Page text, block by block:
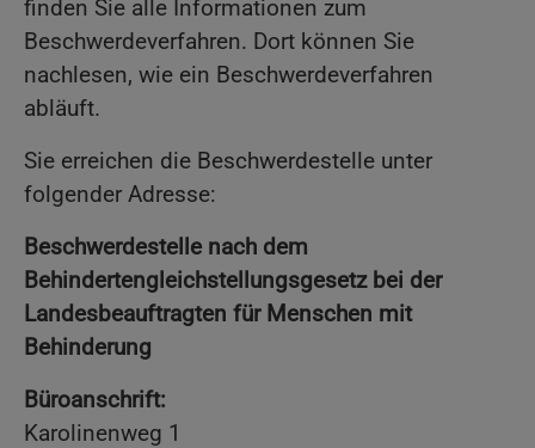
finden Sie alle Informationen zum
Beschwerdeverfahren. Dort können Sie
nachlesen, wie ein Beschwerdeverfahren
abläuft.
Sie erreichen die Beschwerdestelle unter
folgender Adresse:
Beschwerdestelle nach dem
Behindertengleichstellungsgesetz bei der
Landesbeauftragten für Menschen mit
Behinderung
Büroanschrift:
Karolinenweg 1